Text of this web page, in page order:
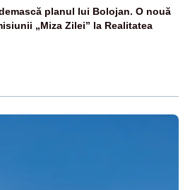
planul lui Bolojan. O nouă
„Miza Zilei” la Realitatea